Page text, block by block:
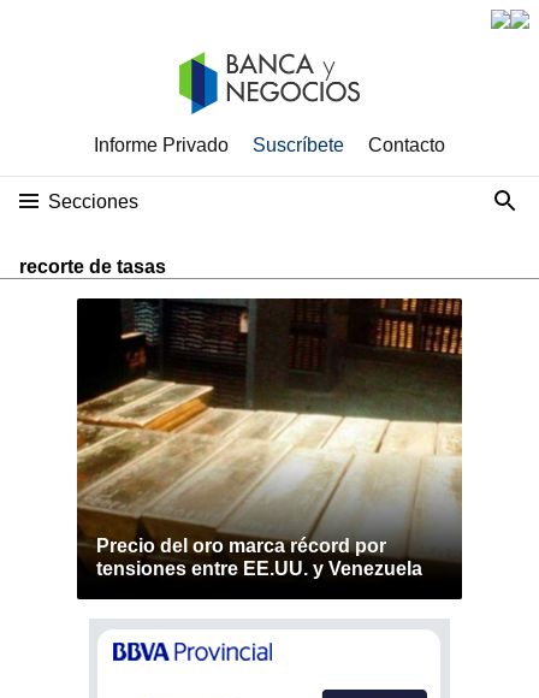
Informe Privado Suscríbete Contacto
Secciones
recorte de tasas
Precio del oro marca récord por
tensiones entre EE.UU. y Venezuela